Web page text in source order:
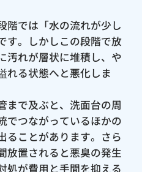
階では「水の流れが少し
す。しかしこの段階で放
汚れが層状に堆積し、や
れる状態へと悪化しま
まで及ぶと、洗面台の周
でつながっているほかの
ることがあります。さら
放置されると悪臭の発生
処が費用と手間を抑える